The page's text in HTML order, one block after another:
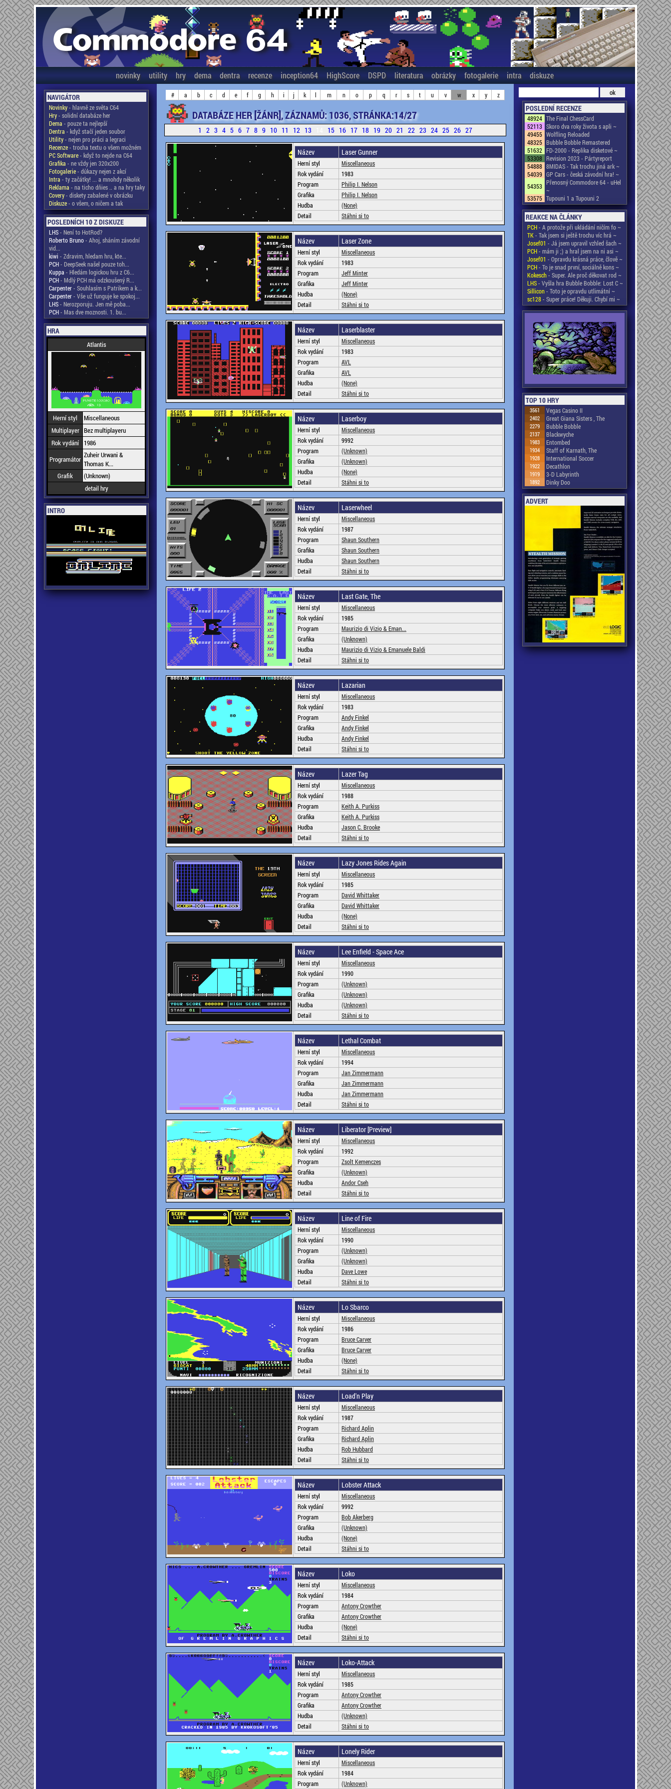
novinky utility hry dema dentra recenze inception64 HighScore DSPD literatura obrázky fotogalerie intra diskuze
NAVIGÁTOR
Novinky- hlavně ze světa C64
Hry- solidní databáze her
Dema - pouze ta nejlepší
Dentra - když stačí jeden soubor
Utility- nejen pro práci a legraci
Recenze- trocha textu o všem možném
PC Software- když to nejde na C64
Grafika - ne vždy jen 320x200
Fotogalerie- důkazy nejen z akcí
Intra - ty začátky! ... a mnohdy několik
Reklama - na ticho dňies .. a na hry taky
Covery- diskety zabalené v obrázku
Diskuze- o všem, o ničem a tak
POSLEDNÍCH 10 Z DISKUZE
LHS- Není to HotRod?
Roberto Bruno- Ahoj, sháním závodní
vid...
kiwi - Zdravim, hledam hru, kte...
PCH- DeepSeek našel pouze toh...
Kuppa - Hledám logickou hru z C6...
PCH- Mdlý PCH má odzkoušený R...
Carpenter- Souhlasím s Patrikem a k...
Carpenter- Vše už funguje ke spokoj...
LHS- Nerozporuju. Jen mě poba...
PCH- Mas dve moznosti. 1. bu...
HRA
Atlantis
Herní styl
Miscellaneous
Multiplayer Bez multiplayeru
Rok vydání
1986
Programátor Zuheir Urwani &
Thomas K...
Grafik
(Unknown)
detail hry
INTRO
# a b c d e f g h i j k l m n o p q r s t u v w x y z
DATABÁZE HER [ŽÁNR], ZÁZNAMŮ: 1036, STRÁNKA:14/27
1 2 3 4 5 6 7 8 9 10 11 12 13 15 16 17 18 19 20 21 22 23 24 25 26 27
Název Laser Gunner
Herní styl
Miscellaneous
Rok vydání
1983
Program
Philip I. Nelson
Grafika
Philip I. Nelson
Hudba
(None)
Detail
Stáhni si to
Název Laser Zone
Herní styl
Miscellaneous
Rok vydání
1983
Program
Jeff Minter
Grafika
Jeff Minter
Hudba
(None)
Detail
Stáhni si to
Název Laserblaster
Herní styl
Miscellaneous
Rok vydání
1983
Program
AVL
Grafika
AVL
Hudba
(None)
Detail
Stáhni si to
Název Laserboy
Herní styl
Miscellaneous
Rok vydání
9992
Program
(Unknown)
Grafika
(Unknown)
Hudba
(None)
Detail
Stáhni si to
Název Laserwheel
Herní styl
Miscellaneous
Rok vydání
1987
Program
Shaun Southern
Grafika
Shaun Southern
Hudba
Shaun Southern
Detail
Stáhni si to
Název Last Gate, The
Herní styl
Miscellaneous
Rok vydání
1985
Program
Maurizio di Vizio & Eman...
Grafika
(Unknown)
Hudba
Maurizio di Vizio & Emanuele Baldi
Detail
Stáhni si to
Název Lazarian
Herní styl
Miscellaneous
Rok vydání
1983
Program
Andy Finkel
Grafika
Andy Finkel
Hudba
Andy Finkel
Detail
Stáhni si to
Název Lazer Tag
Herní styl
Miscellaneous
Rok vydání
1988
Program
Keith A. Purkiss
Grafika
Keith A. Purkiss
Hudba
Jason C. Brooke
Detail
Stáhni si to
Název Lazy Jones Rides Again
Herní styl
Miscellaneous
Rok vydání
1985
Program
David Whittaker
Grafika
David Whittaker
Hudba
(None)
Detail
Stáhni si to
Název Lee Enfield - Space Ace
Herní styl
Miscellaneous
Rok vydání
1990
Program
(Unknown)
Grafika
(Unknown)
Hudba
(Unknown)
Detail
Stáhni si to
Název Lethal Combat
Herní styl
Miscellaneous
Rok vydání
1994
Program
Jan Zimmermann
Grafika
Jan Zimmermann
Hudba
Jan Zimmermann
Detail
Stáhni si to
Název Liberator [Preview]
Herní styl
Miscellaneous
Rok vydání
1992
Program
Zsolt Kemenczes
Grafika
(Unknown)
Hudba
Andor Cseh
Detail
Stáhni si to
Název Line of Fire
Herní styl
Miscellaneous
Rok vydání
1990
Program
(Unknown)
Grafika
(Unknown)
Hudba
Dave Lowe
Detail
Stáhni si to
Název Lo Sbarco
Herní styl
Miscellaneous
Rok vydání
1986
Program
Bruce Carver
Grafika
Bruce Carver
Hudba
(None)
Detail
Stáhni si to
Název Load'n Play
Herní styl
Miscellaneous
Rok vydání
1987
Program
Richard Aplin
Grafika
Richard Aplin
Hudba
Rob Hubbard
Detail
Stáhni si to
Název Lobster Attack
Herní styl
Miscellaneous
Rok vydání
9992
Program
Bob Akerberg
Grafika
(Unknown)
Hudba
(None)
Detail
Stáhni si to
Název Loko
Herní styl
Miscellaneous
Rok vydání
1984
Program
Antony Crowther
Grafika
Antony Crowther
Hudba
(None)
Detail
Stáhni si to
Název Loko-Attack
Herní styl
Miscellaneous
Rok vydání
1985
Program
Antony Crowther
Grafika
Antony Crowther
Hudba
(Unknown)
Detail
Stáhni si to
Název Lonely Rider
Herní styl
Miscellaneous
Rok vydání
1984
Program
(Unknown)
POSLEDNÍ RECENZE
48924 The Final ChessCard
52113 Skoro dva roky života s apli ~
49455 Wolfling Reloaded
48325 Bubble Bobble Remastered
51632 FD-2000 - Replika disketové ~
53308 Revision 2023 - Pártyreport
54888 8MIDAS - Tak trochu jiná ark ~
54039 GP Cars - česká závodní hra! ~
54353 Přenosný Commodore 64 - uHel
~
53575 Tupouni 1 a Tupouni 2
REAKCE NA ČLÁNKY
PCH- A protože při ukládání ničím fo ~
TK- Tak jsem si ještě trochu víc hrá ~
Josef01 - Já jsem upravil vzhled šach ~
PCH- mám ji ;) a hral jsem na ni asi ~
Josef01 - Opravdu krásná práce, člově ~
PCH- To je snad první, sociálně kons ~
Kokesch- Super. Ale proč děkovat rod ~
LHS- Vyšla hra Bubble Bobble: Lost C ~
Sillicon- Toto je opravdu utlimátní ~
sc128- Super práce! Děkuji. Chybí mi ~
TOP 10 HRY
3561 Vegas Casino II
2402 Great Giana Sisters , The
2279 Bubble Bobble
2137 Blackwyche
1983 Entombed
1934 Staff of Karnath, The
1928 International Soccer
1922 Decathlon
1919 3-D Labyrinth
1892 Dinky Doo
ADVERT